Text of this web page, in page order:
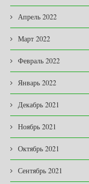
Апрель 2022
Март 2022
Февраль 2022
Январь 2022
Декабрь 2021
Ноябрь 2021
Октябрь 2021
Сентябрь 2021